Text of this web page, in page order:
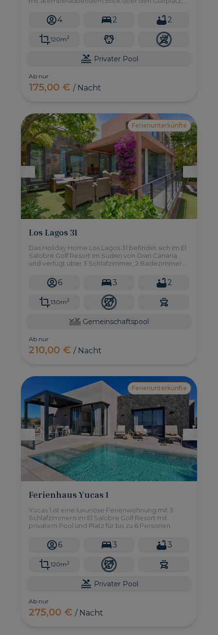
über 2 Schlafzimmer, einen privaten Garten und
ein Solarium.
4 2 2
120m2
Privater Pool
Ab nur
175,00 €/ Nacht
Ferienunterkünfte
Los Lagos 31
Das Holiday Home Los Lagos 31 befindet sich im El
Salobre Golf Resort im Süden von Gran Canaria
und verfügt über 3 Schlafzimmer, 2 Badezimmer
Gartenbereich sowie Zugang zu einem großen
Gemeinschaftspool.
6 3 2
130m2
Gemeinschaftspool
Ab nur
210,00 €/ Nacht
Ferienunterkünfte
Ferienhaus Yucas 1
Yucas 1 ist eine luxuriöse Ferienwohnung mit 3
Schlafzimmern im El Salobre Golf Resort mit
privatem Pool und Platz für bis zu 6 Personen.
6 3 3
120m2
Privater Pool
Ab nur
275,00 €/ Nacht